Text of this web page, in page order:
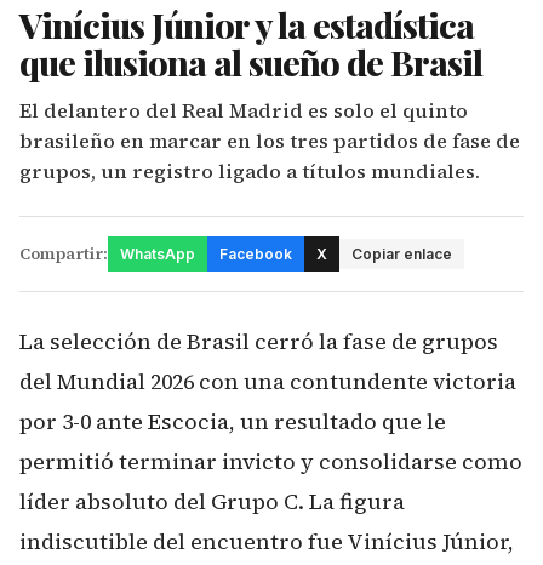
Vinícius Júnior y la estadística
que ilusiona al sueño de Brasil
El delantero del Real Madrid es solo el quinto
brasileño en marcar en los tres partidos de fase de
grupos, un registro ligado a títulos mundiales.
Compartir: WhatsApp Facebook X Copiar enlace
La selección de Brasil cerró la fase de grupos
del Mundial 2026 con una contundente victoria
por 3-0 ante Escocia, un resultado que le
permitió terminar invicto y consolidarse como
líder absoluto del Grupo C. La figura
indiscutible del encuentro fue Vinícius Júnior,